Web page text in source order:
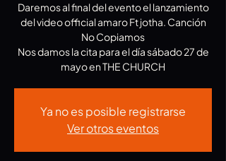
Daremos al final del evento el lanzamiento
del video official amaro Ft jotha. Canción
No Copiamos
Nos damos la cita para el día sábado 27 de
mayo en THE CHURCH
Ya no es posible registrarse
Ver otros eventos